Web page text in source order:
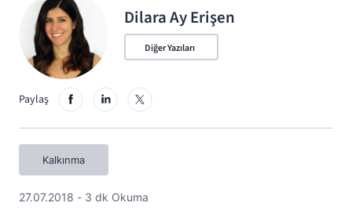
Dilara Ay Erişen
Diğer Yazıları
Paylaş
Kalkınma
27.07.2018 - 3 dk Okuma